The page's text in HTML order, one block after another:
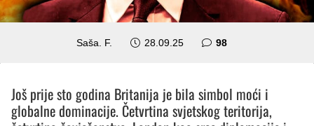
Saša. F. 28.09.25 98komentara
Još prije sto godina Britanija je bila simbol moći i
globalne dominacije. Četvrtina svjetskog teritorija,